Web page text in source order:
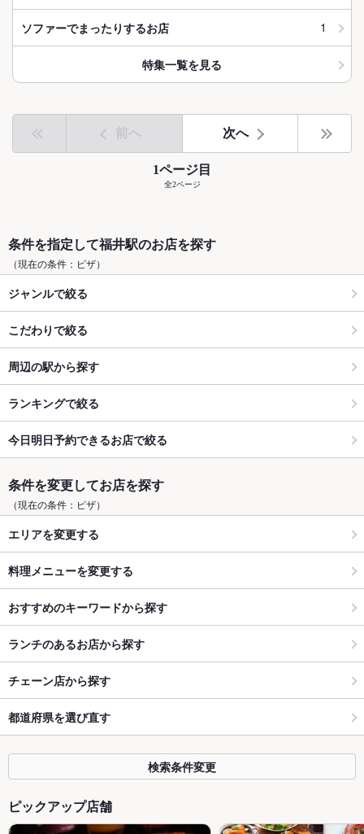
ソファーでまったりするお店 1
特集一覧を見る
前へ 次へ
1ページ目
全2ページ
条件を指定して福井駅のお店を探す
（現在の条件：ピザ）
ジャンルで絞る
こだわりで絞る
周辺の駅から探す
ランキングで絞る
今日明日予約できるお店で絞る
条件を変更してお店を探す
（現在の条件：ピザ）
エリアを変更する
料理メニューを変更する
おすすめのキーワードから探す
ランチのあるお店から探す
チェーン店から探す
都道府県を選び直す
検索条件変更
ピックアップ店舗